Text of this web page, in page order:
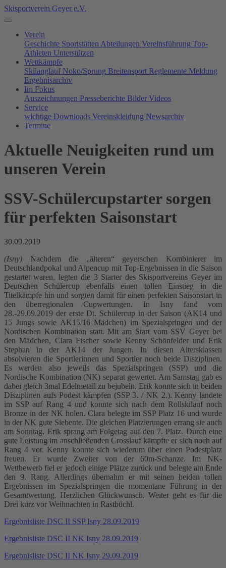
Skisportverein Geyer e.V.
Verein
Geschichte Sportstätten Abteilungen Vereinsführung Top-
Athleten Unterstützen
Wettkämpfe
Skilanglauf Noko/Sprung Breitensport Reglemente Meldung
Ergebnisarchiv
Im Fokus
Auszeichnungen Presseberichte Bilder Videos
Service
wichtige Downloads Vereinskleidung Newsarchiv
Termine
Aktuelle Neuigkeiten rund um
unseren Verein
SSV-Schülercupstarter sorgen
für perfekten Saisonstart
30.09.2019
(Isny) Nachdem die „älteren“ geyerschen Kombinierer im
Deutschlandpokal und Alpencup mit Top-Ergebnissen in die Saison
gestartet waren, legten die 3 Starter des Skisportvereins Geyer im
Deutschen Schülercup ebenfalls einen tollen Einstieg in die
Titelkämpfe hin und sorgten damit für einen perfekten Saisonstart in
den überregionalen Cupwertungen. In Isny fand vom
28.-29.09.2019 der erste Dt. Schülercup in der Saison (AK14 und
15 Jungs sowie AK15/16 Mädchen) im Spezialspringen und der
Nordischen Kombination statt. Mit am Start vom SSV Geyer bei
den Mädchen, Clara Fischer sowie Kenny Schönfelder und Erik
Stephan in der AK14 der Jungen. In diesen Altersklassen
absolvieren die Sportlerinnen und Sportler noch beide Disziplinen.
Es werden also jeweils das Spezialspringen (SSP) und die
Nordische Kombination (NK) separat gewertet. Am Samstag gab es
dabei gleich 3mal Edelmetall zu bejubeln. Erik konnte sich in beiden
Disziplinen aufs Podest kämpfen (SSP 3. / NK 2.). Kenny landete
im SSP auf Rang 4 und konnte sich nach dem Rollskilauf noch
Bronze in der NK holen. Clara belegte im SSP Platz 16 und wurde
in der NK gute Siebente. Die gleichen Platzierungen errang sie auch
am Sonntag. Erik sprang am Folgetag auf den 7. Platz. Durch eine
gute Leistung im anschließenden Crosslauf kämpfte er sich noch auf
Rang 4 vor. Kenny konnte sich wiederum über einen Podestplatz
freuen. Er wurde Zweiter von der 60m-Schanze. Im NK-
Wettbewerb fiel er jedoch einige Plätze zurück und belegte am Ende
den 9. Rang. Allerdings übernahm er mit seinen beiden tollen
Ergebnissen im Spezialspringen die momentane Führung in der
Gesamtwertung. Herzlichen Glückwunsch. Weiter geht es für die
Drei kurz vor Weihnachten in Rastbüchl.
Ergebnisliste DSC II SSP Isny 28.09.2019
Ergebnisliste DSC II NK Isny 28.09.2019
Ergebnisliste DSC II NK Isny 29.09.2019